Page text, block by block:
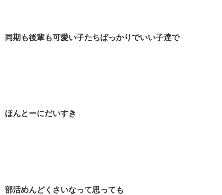
同期も後輩も可愛い子たちばっかりでいい子達で
ほんとーにだいすき
部活めんどくさいなって思っても